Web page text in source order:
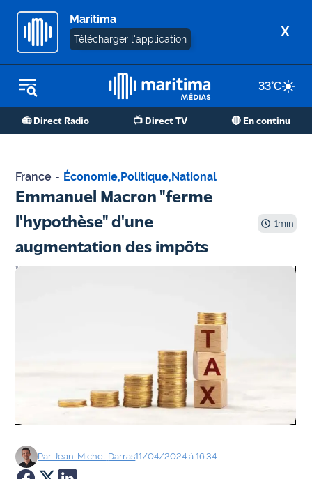
Maritima
Télécharger l'application X
33°C
📻 Direct Radio 📺 Direct TV 🔴 En continu
REPLAY RADIO
REPLAY TV
Martigues
de Berre
Marseille
Société
France - Économie,Politique,National
Emmanuel Macron "ferme
l'hypothèse" d'une
augmentation des impôts
1min
ParJean-Michel Darras11/04/2024 à 16:34